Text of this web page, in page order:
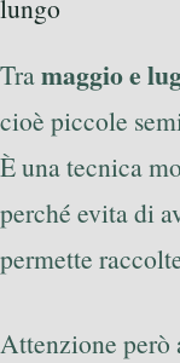
lungo
Tramaggio e
cioè piccole
È una tecnica
perché evita di
permette
Attenzione però